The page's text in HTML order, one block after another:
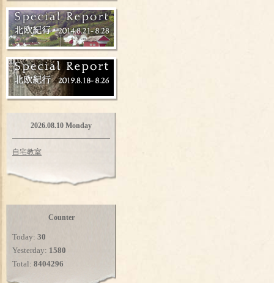
2026.08.10 Monday
自宅教室
Counter
Today: 30
Yesterday: 1580
Total: 8404296